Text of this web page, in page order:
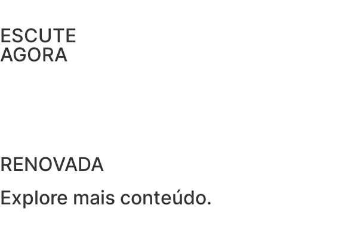
ESCUTE
AGORA
RENOVADA
Explore mais conteúdo.